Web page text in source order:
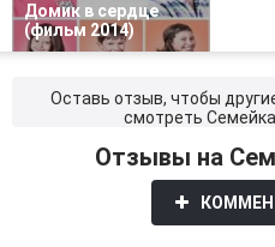
Домик в сердце
(фильм 2014)
Оставь отзыв, чтобы
смотреть
Отзывы на